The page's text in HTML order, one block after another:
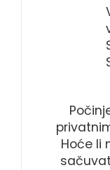
Hoće li